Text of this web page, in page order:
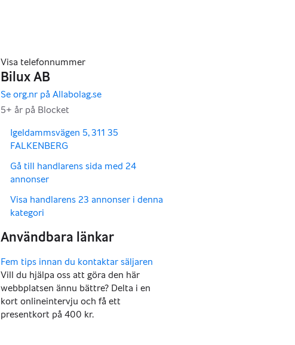
,
Igeldammsvägen 5, 311 35
FALKENBERG
Gå till handlarens sida med 24
annonser
Visa handlarens 23 annonser i denna
kategori
Vill du hjälpa oss att göra den här
webbplatsen ännu bättre? Delta i en
kort onlineintervju och få ett
presentkort på 400 kr.